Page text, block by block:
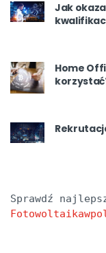
Jak
Home